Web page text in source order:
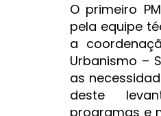
O primeiro
pela equipe
a
Urbanismo –
as
deste
programas e